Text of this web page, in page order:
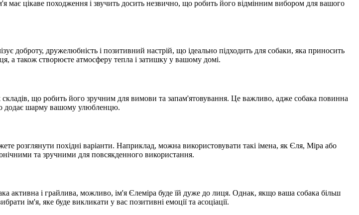
має цікаве походження і звучить досить незвично, що робить його відмінним вибором для вашого
доброту, дружелюбність і позитивний настрій, що ідеально підходить для собаки, яка приносить
а також створюєте атмосферу тепла і затишку у вашому домі.
складів, що робить його зручним для вимови та запам'ятовування. Це важливо, адже собака повинна
додає шарму вашому улюбленцю.
розглянути похідні варіанти. Наприклад, можна використовувати такі імена, як Єля, Міра або
та зручними для повсякденного використання.
активна і грайлива, можливо, ім'я Єлеміра буде їй дуже до лиця. Однак, якщо ваша собака більш
ім'я, яке буде викликати у вас позитивні емоції та асоціації.